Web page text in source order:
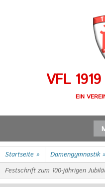
VFL
EIN
Zum
Inhalt
springen
Startseite » Damengymnastik »
Festschrift zum 100-jährigen